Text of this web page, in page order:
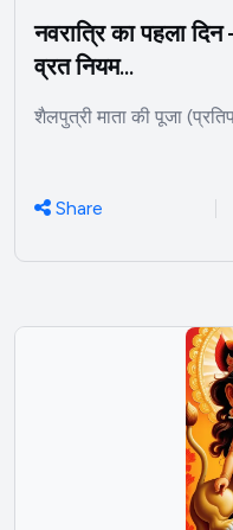
नवरात्रि का पहला
व्रत नियम...
शैलपुत्री माता की पूजा
Share